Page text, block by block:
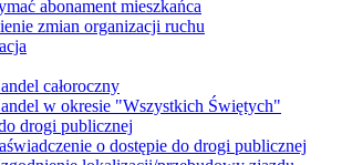
abonament mieszkańca
zmian organizacji ruchu
całoroczny
w okresie "Wszystkich Świętych"
drogi publicznej
o dostępie do drogi publicznej